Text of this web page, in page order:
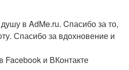
в AdMe.ru. Cпасибо за то,
Спасибо за вдохновение и
Facebook и ВКонтакте